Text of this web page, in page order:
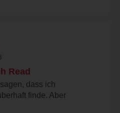
Read
dass ich
finde. Aber